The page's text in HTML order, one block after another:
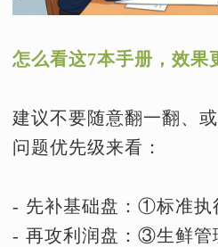
怎么看这7本手册，效果
建议不要随意翻一翻、
问题优先级来看：
- 先补基础盘：①标准
- 再攻利润盘：③生鲜